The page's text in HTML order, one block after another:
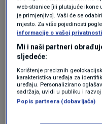
projicirani na
zagasite, bakrene
Mjeseca u narodu
"Krvavi Mjesec".
sati?
web-stranice [ili plutajuće ikone
je primjenjivo]. Vaši će se
mjesto. Za više pojedinosti
informacije o vašoj privatnosti
Mi i naši partneri
sljedeće:
Korištenje preciznih
karakteristika uređaja za
uređaju. Personalizirano
sadržaja, uvidi u publiku i
Popis partnera (dobavljača)